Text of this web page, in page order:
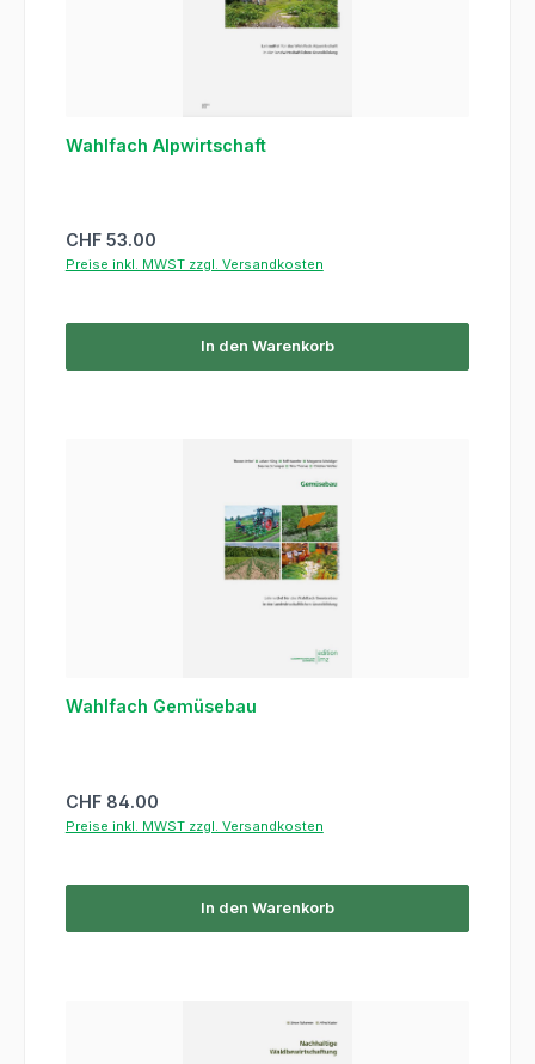
Wahlfach Alpwirtschaft
Regulärer Preis:
CHF 53.00
Preise inkl. MWST zzgl. Versandkosten
In den Warenkorb
Wahlfach Gemüsebau
Regulärer Preis:
CHF 84.00
Preise inkl. MWST zzgl. Versandkosten
In den Warenkorb